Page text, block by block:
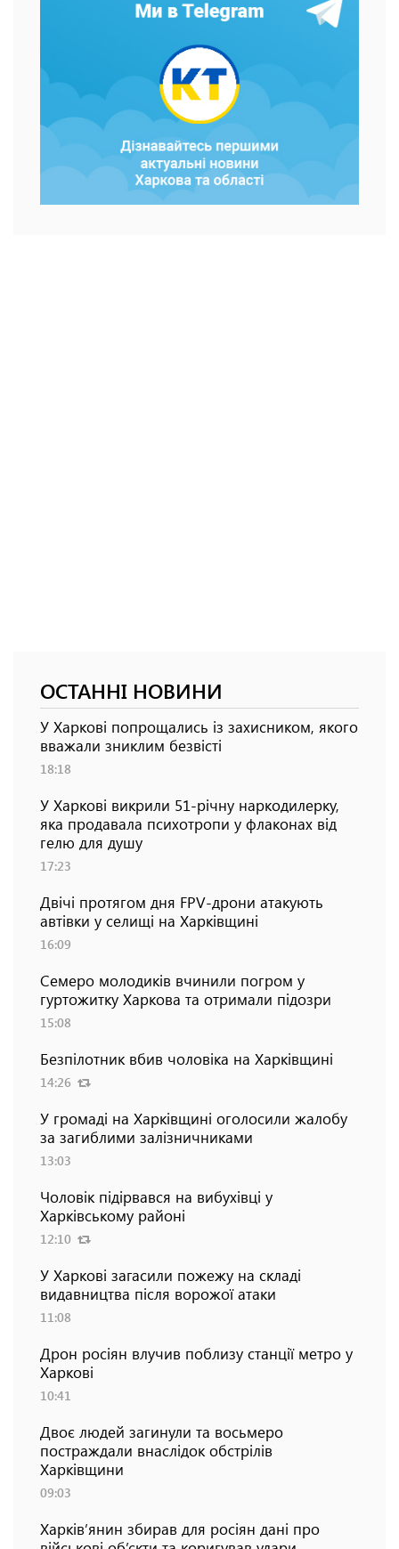
ОСТАННІ НОВИНИ
У Харкові попрощались із захисником, якого
вважали зниклим безвісті
18:18
У Харкові викрили 51-річну наркодилерку,
яка продавала психотропи у флаконах від
гелю для душу
17:23
Двічі протягом дня FPV-дрони атакують
автівки у селищі на Харківщині
16:09
Семеро молодиків вчинили погром у
гуртожитку Харкова та отримали підозри
15:08
Безпілотник вбив чоловіка на Харківщині
14:26
У громаді на Харківщині оголосили жалобу
за загиблими залізничниками
13:03
Чоловік підірвався на вибухівці у
Харківському районі
12:10
У Харкові загасили пожежу на складі
видавництва після ворожої атаки
11:08
Дрон росіян влучив поблизу станції метро у
Харкові
10:41
Двоє людей загинули та восьмеро
постраждали внаслідок обстрілів
Харківщини
09:03
Харків’янин збирав для росіян дані про